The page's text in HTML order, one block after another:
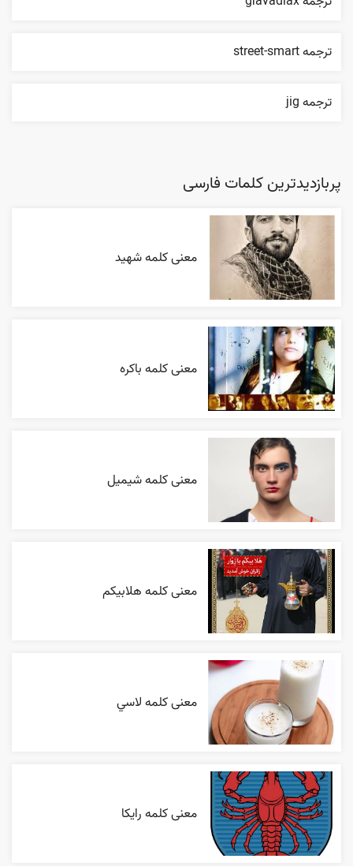
ترجمه street-smart
ترجمه jig
پربازدیدترین کلمات فارسی
معنی کلمه شهید
معنی کلمه باکره
معنی کلمه شیمیل
معنی کلمه هلابیکم
معنی کلمه لاسي
معنی کلمه رایکا